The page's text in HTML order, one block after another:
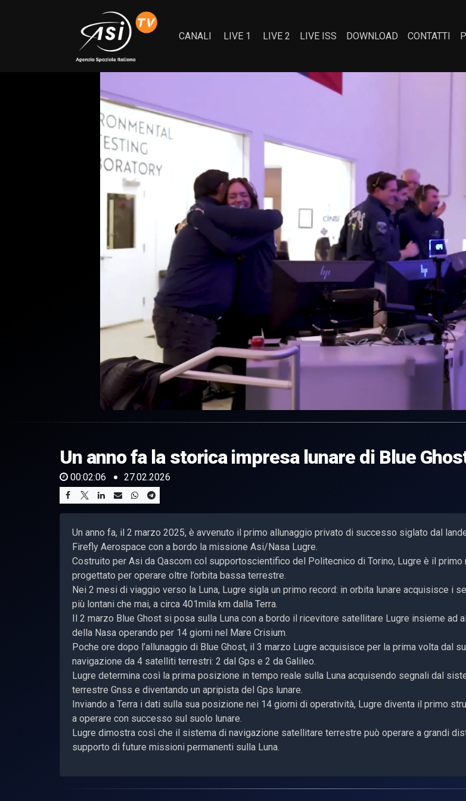
CANALI LIVE 1 LIVE 2 LIVE ISS DOWNLOAD CONTATTI
of
6
secondsVolume
0%
Un anno fa la storica impresa lunare di Blue
00:02:06 27.02.2026
Un anno fa, il 2 marzo 2025, è avvenuto il primo allunaggio privato di successo siglato dal
Firefly Aerospace con a bordo la missione Asi/Nasa Lugre.
Costruito per Asi da Qascom col supportoscientifico del Politecnico di Torino, Lugre è il
progettato per operare oltre l’orbita bassa terrestre.
Nei 2 mesi di viaggio verso la Luna, Lugre sigla un primo record: in orbita lunare acquisisce i
più lontani che mai, a circa 401mila km dalla Terra.
Il 2 marzo Blue Ghost si posa sulla Luna con a bordo il ricevitore satellitare Lugre insieme ad
della Nasa operando per 14 giorni nel Mare Crisium.
Poche ore dopo l’allunaggio di Blue Ghost, il 3 marzo Lugre acquisisce per la prima volta dal
navigazione da 4 satelliti terrestri: 2 dal Gps e 2 da Galileo.
Lugre determina così la prima posizione in tempo reale sulla Luna acquisendo segnali dal
terrestre Gnss e diventando un apripista del Gps lunare.
Inviando a Terra i dati sulla sua posizione nei 14 giorni di operatività, Lugre diventa il primo
a operare con successo sul suolo lunare.
Lugre dimostra così che il sistema di navigazione satellitare terrestre può operare a grandi
supporto di future missioni permanenti sulla Luna.